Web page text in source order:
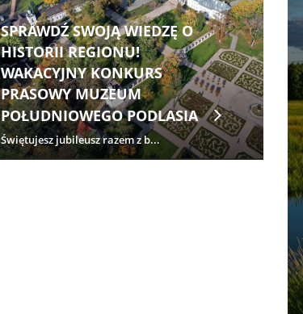
SPRAWDŹ SWOJĄ WIEDZĘ O
HISTORII REGIONU!
WAKACYJNY KONKURS
PRASOWY MUZEUM
POŁUDNIOWEGO PODLASIA
Świętujesz jubileusz razem z b...